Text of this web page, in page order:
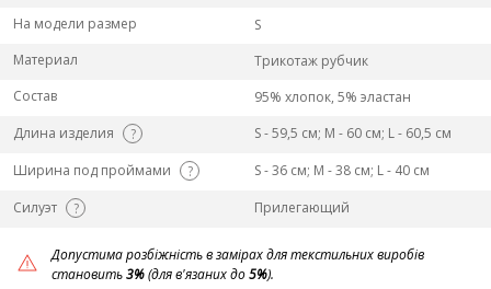
На модели размер
S
Материал
Трикотаж рубчик
Состав
95% хлопок, 5% эластан
Длина изделия
?
S - 59,5 см; M - 60 см; L - 60,5 см
Ширина под проймами
?
S - 36 см; M - 38 см; L - 40 см
Силуэт
? Прилегающий
Допустима розбіжність в замірах для текстильних виробів
становить3%(для в'язаних до5%).